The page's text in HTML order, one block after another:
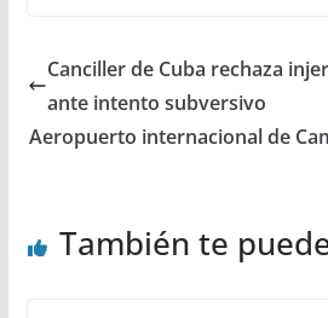
Canciller de Cuba rechaza
ante intento subversivo
Aeropuerto internacional de
También te